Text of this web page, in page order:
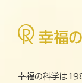
幸福の科学は